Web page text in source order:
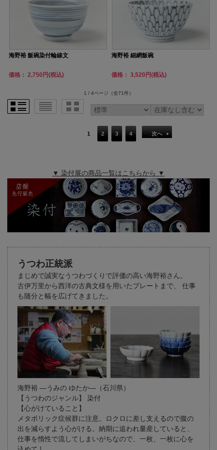
海野裕 飯碗染付輪線文
価格： 2,750円(税込)
海野裕 細網飯碗
価格： 3,520円(税込)
1 / 4ページ （全71件）
1 2 3 4 次へ
▼ 染付展の商品一覧はこちらから ▼
うつわ正統派
まじめで誠実なうつわづくりで評価の高い海野裕さん。
古伊万里から西洋の古典文様を用いたプレートまで、
仕事
も随分と幅を広げてきました。
海野裕 ―うみの ゆたか―（石川県）
【うつわのジャンル】 染付
【心がけていること】
メタボリック症候群に注意。ロクロに差し支えるので腹の
出を減らすよう心がける。納期に追われ量産していると、
仕事を惰性で流してしまいがちなので、一枚、一枚に心を